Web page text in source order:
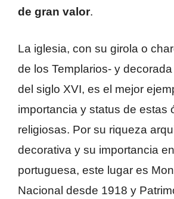
de gran valor.
La iglesia, con su girola o
de los Templarios- y
del siglo XVI, es el mejor
importancia y status de estas
religiosas. Por su riqueza
decorativa y su importancia
portuguesa, este lugar es
Nacional desde 1918 y